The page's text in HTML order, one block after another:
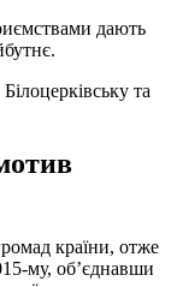
дають
та
країни, отже
му, об’єднавши